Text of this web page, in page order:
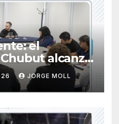
el
alcanzó
con los
JORGE MOLL